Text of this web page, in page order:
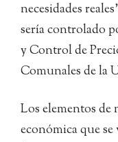
necesidades
sería controlado
y Control de
Comunales de la
Los elementos de
económica que